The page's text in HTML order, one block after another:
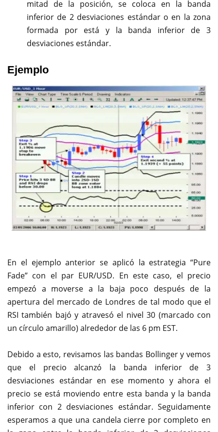
mitad de la posición, se coloca en la banda
inferior de 2 desviaciones estándar o en la zona
formada por está y la banda inferior de 3
desviaciones estándar.
Ejemplo
En el ejemplo anterior se aplicó la estrategia “Pure
Fade” con el par EUR/USD. En este caso, el precio
empezó a moverse a la baja poco después de la
apertura del mercado de Londres de tal modo que el
RSI también bajó y atravesó el nivel 30 (marcado con
un círculo amarillo) alrededor de las 6 pm EST.
Debido a esto, revisamos las bandas Bollinger y vemos
que el precio alcanzó la banda inferior de 3
desviaciones estándar en ese momento y ahora el
precio se está moviendo entre esta banda y la banda
inferior con 2 desviaciones estándar. Seguidamente
esperamos a que una candela cierre por completo en